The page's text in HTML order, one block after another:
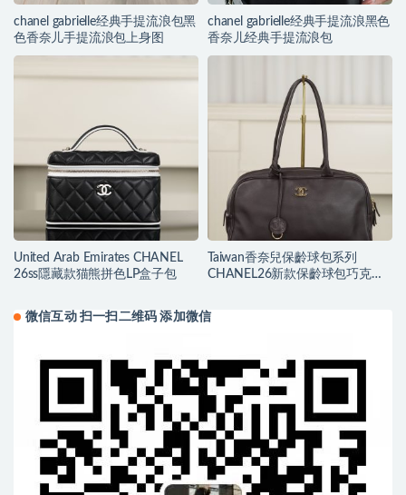
chanel gabrielle经典手提流浪包黑
色香奈儿手提流浪包上身图
chanel gabrielle经典手提流浪黑色
香奈儿经典手提流浪包
United Arab Emirates CHANEL
26ss隱藏款猫熊拼色LP盒子包
Taiwan香奈兒保齡球包系列
CHANEL26新款保齡球包巧克力
微信互动 扫一扫二维码 添加微信